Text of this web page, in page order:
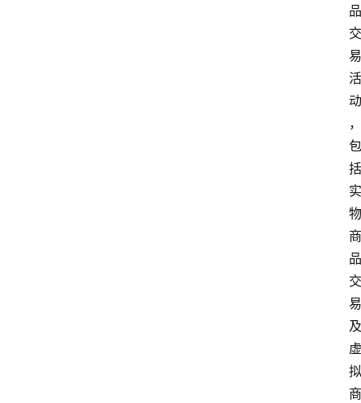
品
交
易
活
动
，
包
括
实
物
商
品
交
易
及
虚
拟
商